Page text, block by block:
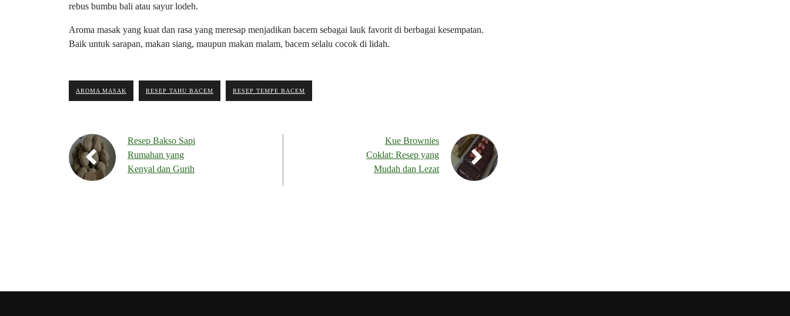
rebus bumbu bali atau sayur lodeh.
Aroma masak yang kuat dan rasa yang meresap menjadikan bacem sebagai lauk favorit di berbagai kesempatan.
Baik untuk sarapan, makan siang, maupun makan malam, bacem selalu cocok di lidah.
AROMA MASAK RESEP TAHU BACEM RESEP TEMPE BACEM
Resep Bakso Sapi
Rumahan yang
Kenyal dan Gurih
Kue Brownies
Coklat: Resep yang
Mudah dan Lezat